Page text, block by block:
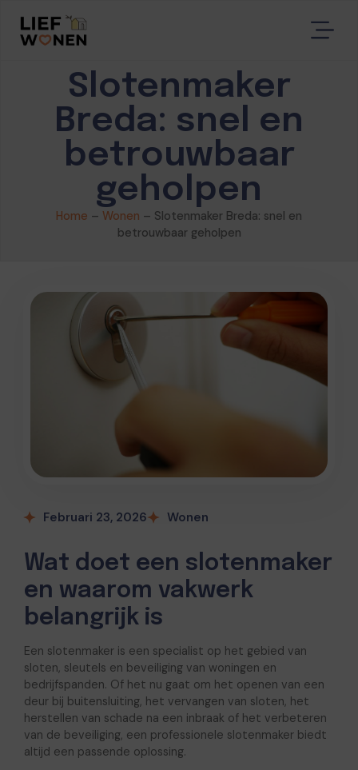
Slotenmaker
Breda: snel en
betrouwbaar
geholpen
Home – Wonen – Slotenmaker Breda: snel en
betrouwbaar geholpen
Februari 23, 2026 Wonen
Wat doet een slotenmaker
en waarom vakwerk
belangrijk is
Een slotenmaker is een specialist op het gebied van
sloten, sleutels en beveiliging van woningen en
bedrijfspanden. Of het nu gaat om het openen van een
deur bij buitensluiting, het vervangen van sloten, het
herstellen van schade na een inbraak of het verbeteren
van de beveiliging, een professionele slotenmaker biedt
altijd een passende oplossing.